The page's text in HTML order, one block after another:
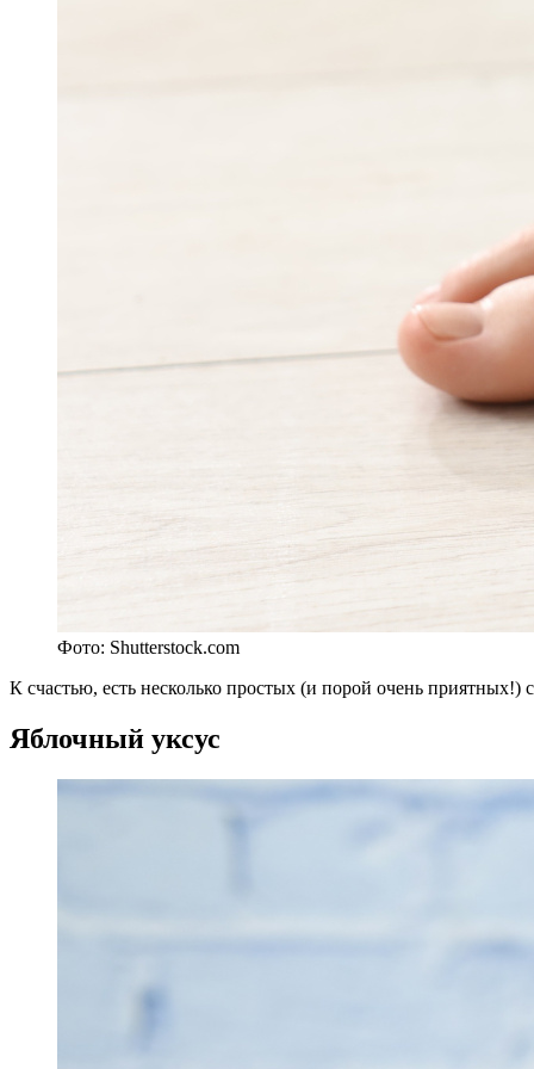
Фото: Shutterstock.com
К счастью, есть несколько простых (и порой очень приятных!)
Яблочный уксус